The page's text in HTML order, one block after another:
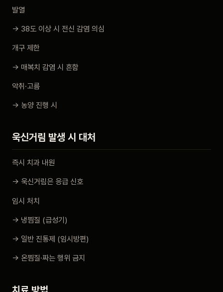
발열
→ 38도 이상 시 전신 감염 의심
개구 제한
→ 매복치 감염 시 흔함
악취·고름
→ 농양 진행 시
욱신거림 발생 시 대처
즉시 치과 내원
→ 욱신거림은 응급 신호
임시 처치
→ 냉찜질 (급성기)
→ 일반 진통제 (임시방편)
→ 온찜질·짜는 행위 금지